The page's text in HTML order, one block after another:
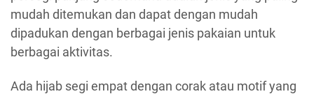
mudah ditemukan dan dapat dengan mudah
dipadukan dengan berbagai jenis pakaian untuk
berbagai aktivitas.
Ada hijab segi empat dengan corak atau motif yang